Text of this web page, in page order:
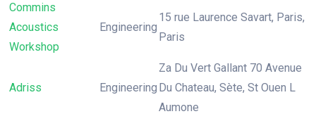
Commins
Acoustics
Workshop
Engineering
15 rue Laurence Savart, Paris,
Paris
Adriss Engineering
Za Du Vert Gallant 70 Avenue
Du Chateau, Sète, St Ouen L
Aumone